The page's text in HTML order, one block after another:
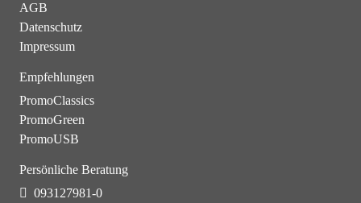
AGB
Datenschutz
Impressum
Empfehlungen
PromoClassics
PromoGreen
PromoUSB
Persönliche Beratung
093127981-0